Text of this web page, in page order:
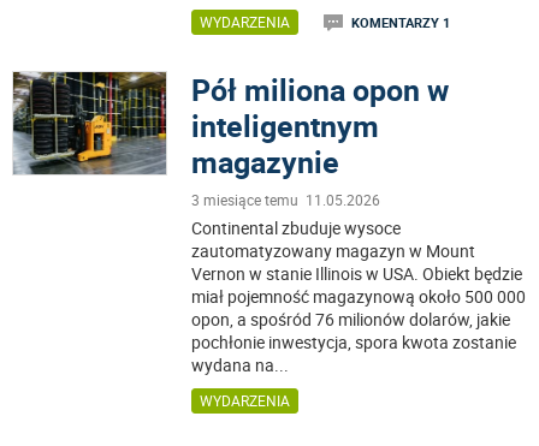
WYDARZENIA KOMENTARZY 1
Pół miliona opon w
inteligentnym
magazynie
3 miesiące temu 11.05.2026
Continental zbuduje wysoce
zautomatyzowany magazyn w Mount
Vernon w stanie Illinois w USA. Obiekt będzie
miał pojemność magazynową około 500 000
opon, a spośród 76 milionów dolarów, jakie
pochłonie inwestycja, spora kwota zostanie
wydana na...
WYDARZENIA